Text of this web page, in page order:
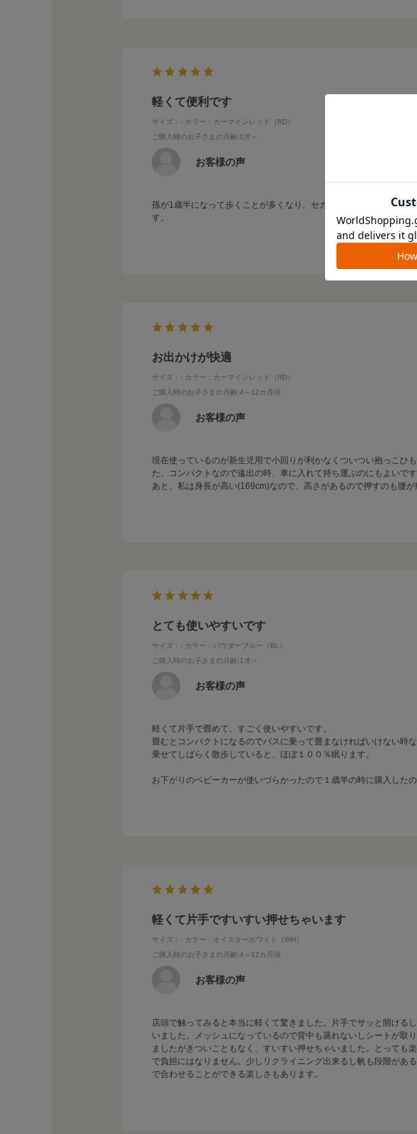
軽くて便利です
サイズ：- カラー：カーマインレッド（RD）
ご購入時のお子さまの月齢:1才～
お客様の声
孫が1歳半になって歩くことが多くなり、セカンドカーとして購入
す。
お出かけが快適
サイズ：- カラー：カーマインレッド（RD）
ご購入時のお子さまの月齢:4～12カ月頃
お客様の声
現在使っているのが新生児用で小回りが利かなくついつい抱っこひ
た、コンパクトなので遠出の時、車に入れて持ち運ぶのにもよいです
あと、私は身長が高い(169cm)なので、高さがあるので押すのも腰
とても使いやすいです
サイズ：- カラー：パウダーブルー（BL）
ご購入時のお子さまの月齢:1才～
お客様の声
軽くて片手で畳めて、すごく使いやすいです。
畳むとコンパクトになるのでバスに乗って畳まなければいけない時な
乗せてしばらく散歩していると、ほぼ１００％眠ります。
お下がりのベビーカーが使いづらかったので１歳半の時に購入した
軽くて片手ですいすい押せちゃいます
サイズ：- カラー：オイスターホワイト（WH）
ご購入時のお子さまの月齢:4～12カ月頃
お客様の声
店頭で触ってみると本当に軽くて驚きました。片手でサッと開ける
いました。メッシュになっているので背中も蒸れないしシートが取
ましたがきついこともなく、すいすい押せちゃいました。とっても
で負担にはなりません。少しリクライニング出来るし帆も段階が
で合わせることができる楽しさもあります。